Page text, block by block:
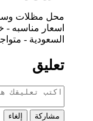
محل مظلات
اسعار مناسبه -
السعودية -
تعليق
مشاركة إلغاء